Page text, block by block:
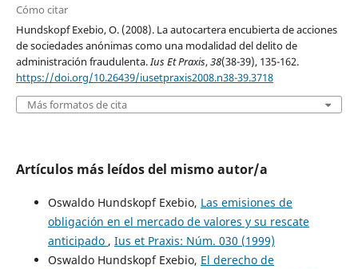
Cómo citar
Hundskopf Exebio, O. (2008). La autocartera encubierta de acciones
de sociedades anónimas como una modalidad del delito de
administración fraudulenta.Ius Et Praxis,38(38-39), 135-162.
https://doi.org/10.26439/iusetpraxis2008.n38-39.3718
Más formatos de cita
Artículos más leídos del mismo autor/a
Oswaldo Hundskopf Exebio, Las emisiones de
obligación en el mercado de valores y su rescate
anticipado , Ius et Praxis: Núm. 030 (1999)
Oswaldo Hundskopf Exebio, El derecho de